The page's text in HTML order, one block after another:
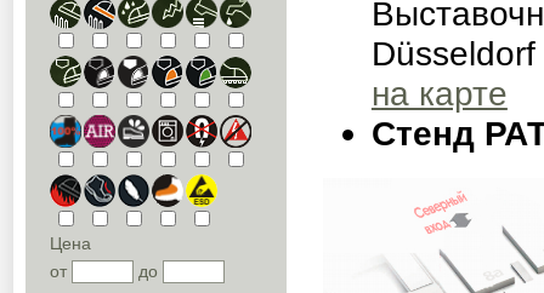
Цена
от
до
на карте
Стенд